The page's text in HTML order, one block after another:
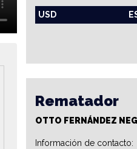
USD
Rematador
OTTO FERNÁNDEZ
Información de contacto: